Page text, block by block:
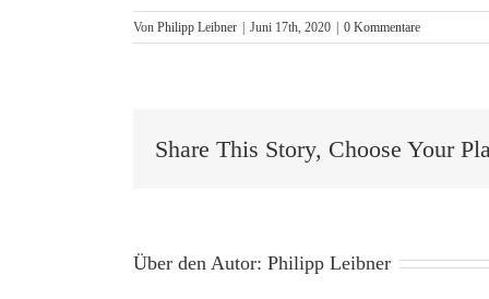
Von Philipp Leibner Juni 17th, 2020 0 Kommentare
Share This Story, Choose Your
Über den Autor: Philipp Leibner